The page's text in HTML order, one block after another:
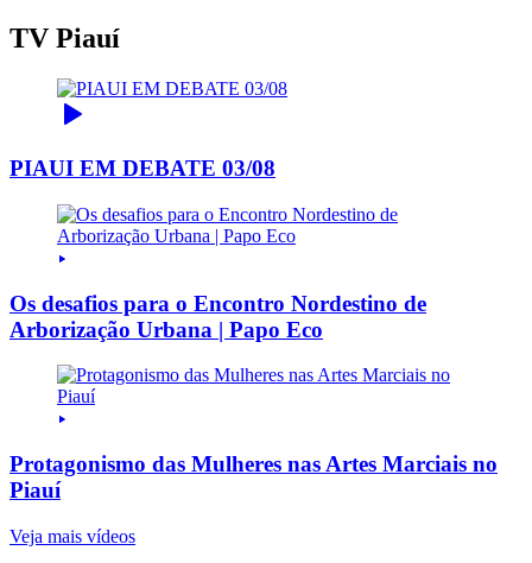
TV Piauí
PIAUI EM DEBATE 03/08
Os desafios para o Encontro Nordestino de
Arborização Urbana | Papo Eco
Protagonismo das Mulheres nas Artes Marciais no
Piauí
Veja mais vídeos